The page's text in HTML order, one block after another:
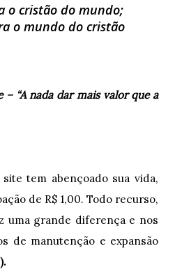
o cristão do mundo;
o mundo do cristão
“A nada dar mais valor que a
site tem abençoado sua vida,
de R$ 1,00. Todo recurso,
uma grande diferença e nos
de manutenção e expansão